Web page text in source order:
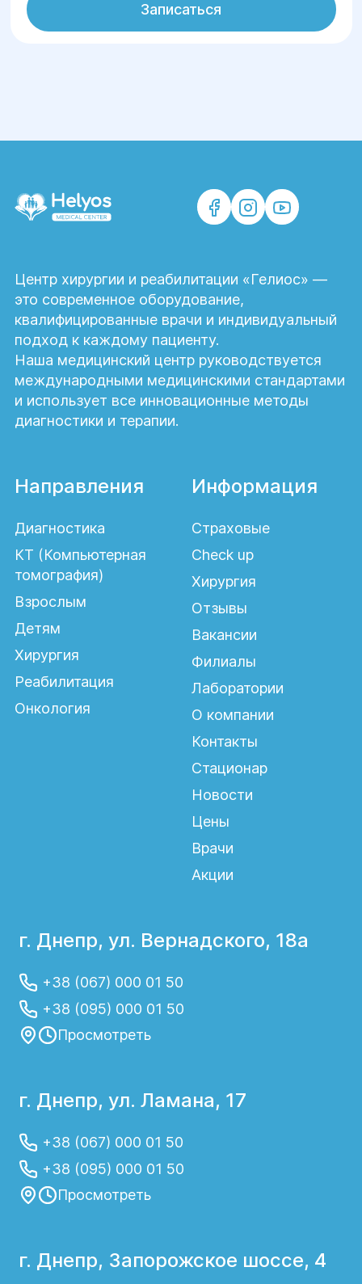
Записаться
Центр хирургии и реабилитации «Гелиос» —
это современное оборудование,
квалифицированные врачи и индивидуальный
подход к каждому пациенту.
Наша медицинский центр руководствуется
международными медицинскими стандартами
и использует все инновационные методы
диагностики и терапии.
Направления
Диагностика
КТ (Компьютерная
томография)
Взрослым
Детям
Хирургия
Реабилитация
Онкология
Информация
Страховые
Check up
Хирургия
Отзывы
Вакансии
Филиалы
Лаборатории
О компании
Контакты
Стационар
Новости
Цены
Врачи
Акции
г. Днепр, ул. Вернадского, 18а
+38 (067) 000 01 50
+38 (095) 000 01 50
Просмотреть
г. Днепр, ул. Ламана, 17
+38 (067) 000 01 50
+38 (095) 000 01 50
Просмотреть
г. Днепр, Запорожское шоссе, 4